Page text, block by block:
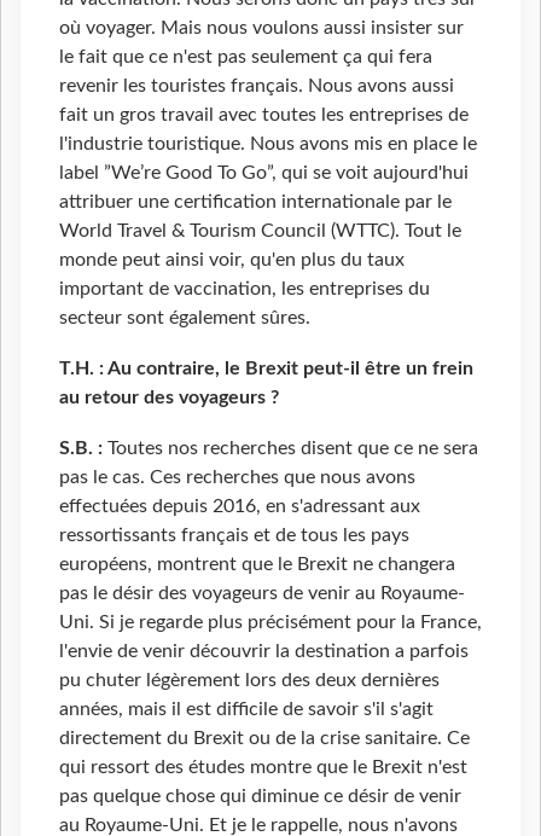
où voyager. Mais nous voulons aussi insister sur
le fait que ce n'est pas seulement ça qui fera
revenir les touristes français. Nous avons aussi
fait un gros travail avec toutes les entreprises de
l'industrie touristique. Nous avons mis en place le
label ”We’re Good To Go”, qui se voit aujourd'hui
attribuer une certification internationale par le
World Travel & Tourism Council (WTTC). Tout le
monde peut ainsi voir, qu'en plus du taux
important de vaccination, les entreprises du
secteur sont également sûres.
T.H. : Au contraire, le Brexit peut-il être un frein
au retour des voyageurs ?
S.B. : Toutes nos recherches disent que ce ne sera
pas le cas. Ces recherches que nous avons
effectuées depuis 2016, en s'adressant aux
ressortissants français et de tous les pays
européens, montrent que le Brexit ne changera
pas le désir des voyageurs de venir au Royaume-
Uni. Si je regarde plus précisément pour la France,
l'envie de venir découvrir la destination a parfois
pu chuter légèrement lors des deux dernières
années, mais il est difficile de savoir s'il s'agit
directement du Brexit ou de la crise sanitaire. Ce
qui ressort des études montre que le Brexit n'est
pas quelque chose qui diminue ce désir de venir
au Royaume-Uni. Et je le rappelle, nous n'avons